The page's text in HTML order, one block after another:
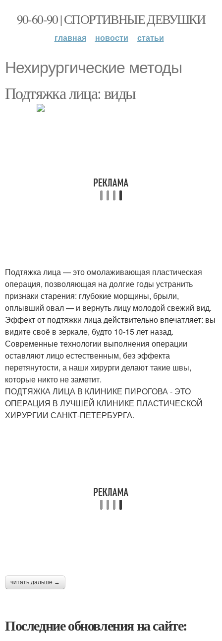
90-60-90 | СПОРТИВНЫЕ ДЕВУШКИ
главная новости статьи
Нехирургические методы
Подтяжка лица: виды
Подтяжка лица — это омолаживающая пластическая
операция, позволяющая на долгие годы устранить
признаки старения: глубокие морщины, брыли,
оплывший овал — и вернуть лицу молодой свежий вид.
Эффект от подтяжки лица действительно впечатляет: вы
видите своё в зеркале, будто 10-15 лет назад.
Современные технологии выполнения операции
оставляют лицо естественным, без эффекта
перетянутости, а наши хирурги делают такие швы,
которые никто не заметит.
ПОДТЯЖКА ЛИЦА В КЛИНИКЕ ПИРОГОВА - ЭТО
ОПЕРАЦИЯ В ЛУЧШЕЙ КЛИНИКЕ ПЛАСТИЧЕСКОЙ
ХИРУРГИИ САНКТ‑ПЕТЕРБУРГА.
читать дальше →
Последние обновления на сайте: